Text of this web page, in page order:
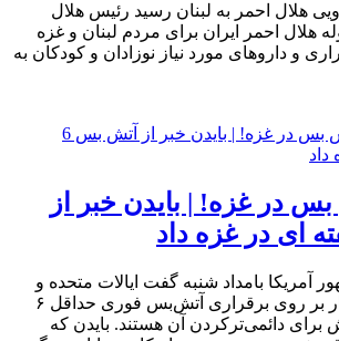
هلال احمر به لبنان رسید رئیس هلال
هلال احمر ایران برای مردم لبنان و غزه
و داروهای مورد نیاز نوزادان و کودکان به
بس در غزه! | بایدن خبر از
آمریکا بامداد شنبه گفت ایالات متحده و
شرکای آن در حال کار بر روی برقراری آتش‌بس فوری حداقل ۶
برای دائمی‌ترکردن آن هستند. بایدن که